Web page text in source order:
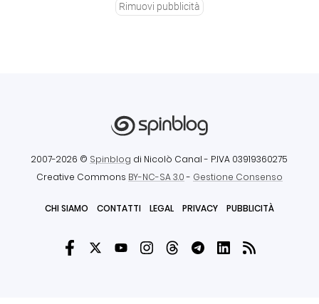
Rimuovi pubblicità
2007-2026 © Spinblog di Nicolò Canal - P.IVA 03919360275
Creative Commons BY-NC-SA 3.0- Gestione Consenso
CHI SIAMO CONTATTI LEGAL PRIVACY PUBBLICITÀ